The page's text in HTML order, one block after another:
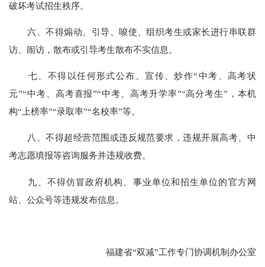
破坏考试招生秩序。
六、不得煽动、引导、唆使、组织考生或家长进行串联群
访、闹访，散布或引导考生散布不实信息。
七、不得以任何形式公布、宣传、炒作“中考、高考状
元”“中考、高考喜报”“中考、高考升学率”“高分考生”，本机
构“上榜率”“录取率”“名校率”等。
八、不得超经营范围或违反规范要求，违规开展高考、中
考志愿填报等咨询服务并违规收费。
九、不得仿冒政府机构、事业单位和招生单位的官方网
站、公众号等违规发布信息。
福建省“双减”工作专门协调机制办公室